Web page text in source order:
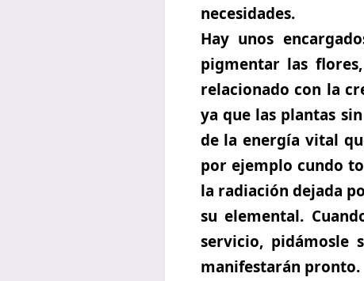
necesidades.
Hay unos
pigmentar las
relacionado con la
ya que las plantas
de la energía vital
por ejemplo cundo
la radiación dejada
su elemental.
servicio, pidámosle
manifestarán pronto.